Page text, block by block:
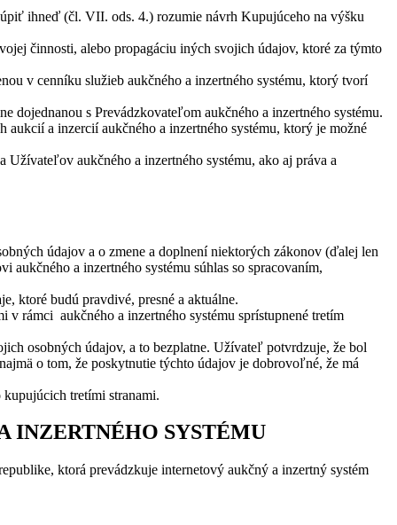
ihneď (čl. VII. ods. 4.) rozumie návrh Kupujúceho na výšku
činnosti, alebo propagáciu iných svojich údajov, ktoré za týmto
v cenníku služieb aukčného a inzertného systému, ktorý tvorí
dojednanou s Prevádzkovateľom aukčného a inzertného systému.
aukcií a inzercií aukčného a inzertného systému, ktorý je možné
aukčného a inzertného systému, ako aj práva a
údajov a o zmene a doplnení niektorých zákonov (ďalej len
a inzertného systému súhlas so spracovaním,
ktoré budú pravdivé, presné a aktuálne.
rámci aukčného a inzertného systému sprístupnené tretím
osobných údajov, a to bezplatne. Užívateľ potvrdzuje, že bol
o tom, že poskytnutie týchto údajov je dobrovoľné, že má
tretími stranami.
SYSTÉMU
ktorá prevádzkuje internetový aukčný a inzertný systém